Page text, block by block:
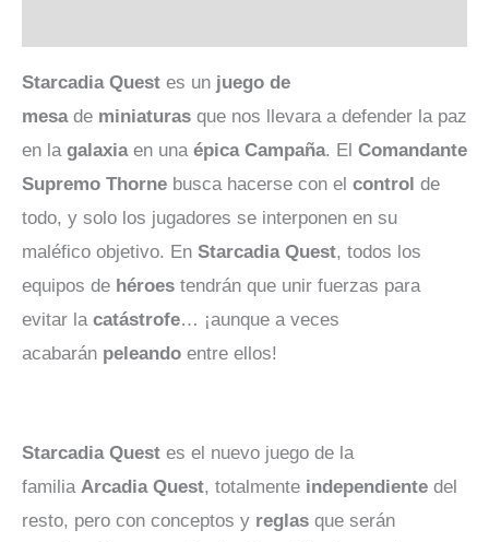
Starcadia Quest es un juego de
mesade miniaturas que nos llevara a defender la paz
en la galaxia en una épica Campaña. El Comandante
Supremo Thorne busca hacerse con el control de
todo, y solo los jugadores se interponen en su
maléfico objetivo. En Starcadia Quest, todos los
equipos de héroes tendrán que unir fuerzas para
evitar la catástrofe… ¡aunque a veces
acabarán peleando entre ellos!
Starcadia Quest es el nuevo juego de la
familia Arcadia Quest, totalmente independiente del
resto, pero con conceptos y reglas que serán